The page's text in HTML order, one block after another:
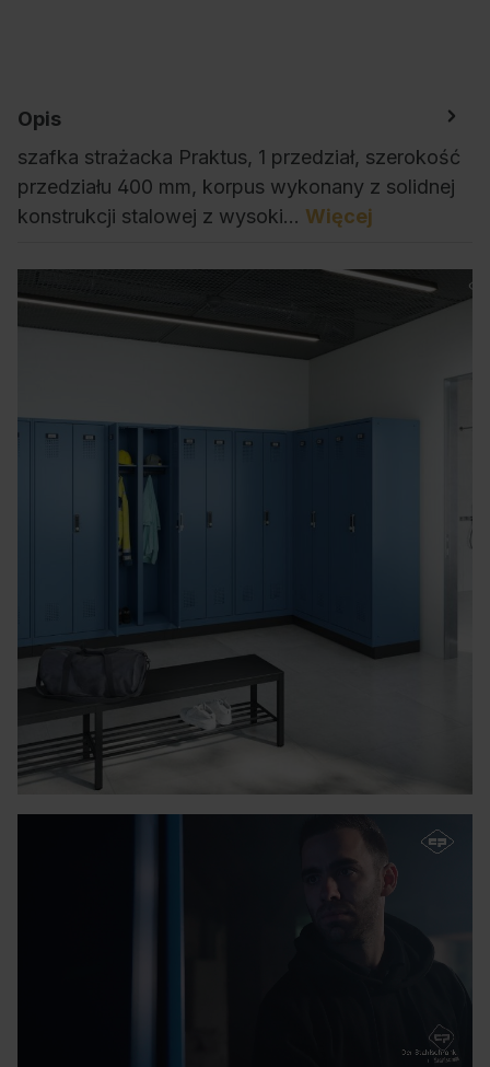
Opis
szafka strażacka Praktus, 1 przedział, szerokość
przedziału 400 mm, korpus wykonany z solidnej
konstrukcji stalowej z wysoki… Więcej